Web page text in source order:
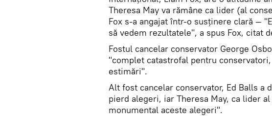
Theresa May va rămâne ca lider (al
Fox s-a angajat într-o susținere clară —
să vedem rezultatele", a spus Fox, citat
Fostul cancelar conservator George
"complet catastrofal pentru
estimări".
Alt fost cancelar conservator, Ed Balls a
pierd alegeri, iar Theresa May, ca lider
monumental aceste alegeri".